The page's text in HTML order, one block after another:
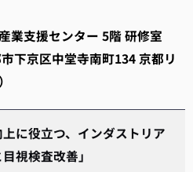
援センター 5階 研修室
堂寺南町134 京都リ
役立つ、インダストリア
視検査改善」